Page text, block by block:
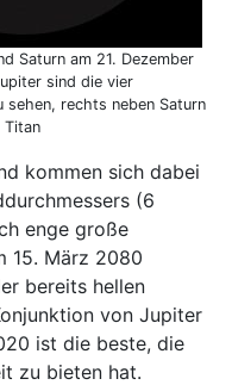
Saturn am 21. Dezember
sind die vier
sehen, rechts neben Saturn
Titan
kommen sich dabei
(6
enge große
15. März 2080
bereits hellen
von Jupiter
ist die beste, die
zu bieten hat.